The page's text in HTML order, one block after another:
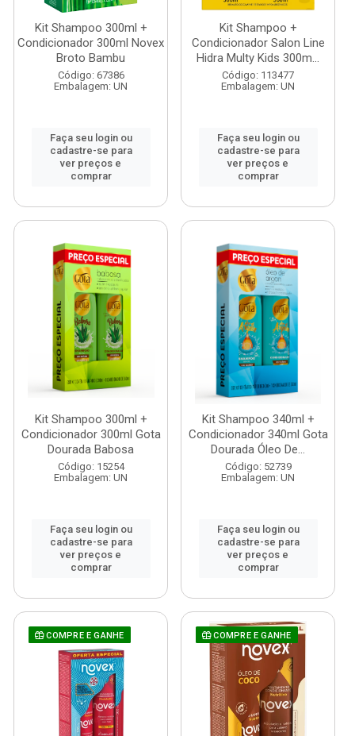
Kit Shampoo 300ml +
Condicionador 300ml Novex
Broto Bambu
Código: 67386
Embalagem: UN
Faça seu login ou
cadastre-se para
ver preços e
comprar
Kit Shampoo +
Condicionador Salon Line
Hidra Multy Kids 300m...
Código: 113477
Embalagem: UN
Faça seu login ou
cadastre-se para
ver preços e
comprar
Kit Shampoo 300ml +
Condicionador 300ml Gota
Dourada Babosa
Código: 15254
Embalagem: UN
Faça seu login ou
cadastre-se para
ver preços e
comprar
Kit Shampoo 340ml +
Condicionador 340ml Gota
Dourada Óleo De...
Código: 52739
Embalagem: UN
Faça seu login ou
cadastre-se para
ver preços e
comprar
COMPRE E GANHE COMPRE E GANHE